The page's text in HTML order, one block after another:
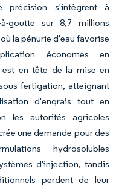
précision s'intègrent à
goutte sur 8,7 millions
la pénurie d'eau favorise
économes en
en tête de la mise en
fertigation, atteignant
d'engrais tout en
les autorités agricoles
une demande pour des
hydrosolubles
d'injection, tandis
perdent de leur